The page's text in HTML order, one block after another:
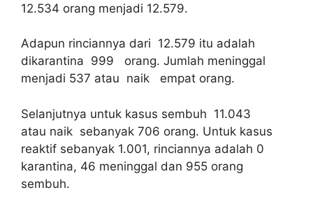
12.534 orang menjadi 12.579.
Adapun rinciannya dari 12.579 itu adalah
dikarantina 999 orang. Jumlah meninggal
menjadi 537 atau naik empat orang.
Selanjutnya untuk kasus sembuh 11.043
atau naik sebanyak 706 orang. Untuk kasus
reaktif sebanyak 1.001, rinciannya adalah 0
karantina, 46 meninggal dan 955 orang
sembuh.